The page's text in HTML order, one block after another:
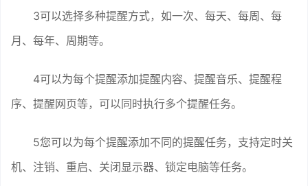
3可以选择多种提醒方式，如一次、每天、每周、每
月、每年、周期等。
4可以为每个提醒添加提醒内容、提醒音乐、提醒程
序、提醒网页等，可以同时执行多个提醒任务。
5您可以为每个提醒添加不同的提醒任务，支持定时关
机、注销、重启、关闭显示器、锁定电脑等任务。